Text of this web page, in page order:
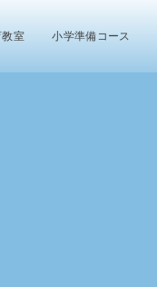
教室 小学準備コース